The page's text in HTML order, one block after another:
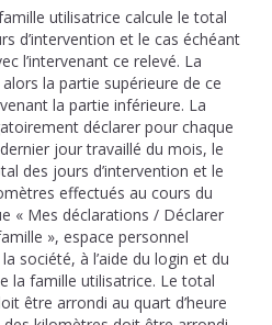
utilisatrice calcule le total
d’intervention et le cas échéant
l’intervenant ce relevé. La
la partie supérieure de ce
la partie inférieure. La
déclarer pour chaque
jour travaillé du mois, le
des jours d’intervention et le
effectués au cours du
« Mes déclarations / Déclarer
», espace personnel
société, à l’aide du login et du
la famille utilisatrice. Le total
être arrondi au quart d’heure